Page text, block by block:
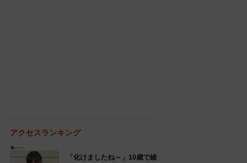
アクセスランキング
「化けましたね～」10歳で綾